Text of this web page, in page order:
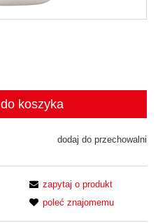
do koszyka
dodaj do przechowalni
zapytaj o produkt
poleć znajomemu